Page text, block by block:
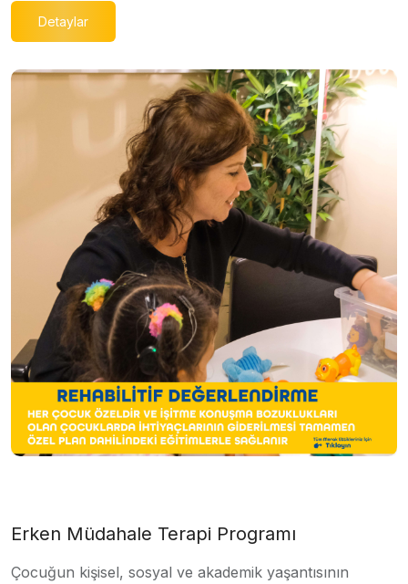
Detaylar
Erken Müdahale Terapi Programı
Çocuğun kişisel, sosyal ve akademik yaşantısının